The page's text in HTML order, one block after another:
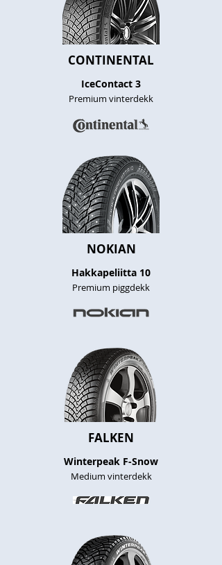
CONTINENTAL
IceContact 3
Premium vinterdekk
NOKIAN
Hakkapeliitta 10
Premium piggdekk
FALKEN
Winterpeak F-Snow
Medium vinterdekk